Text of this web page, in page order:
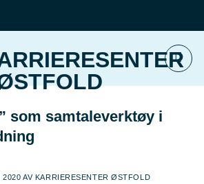
som samtaleverktøy i
2020 AV KARRIERESENTER ØSTFOLD